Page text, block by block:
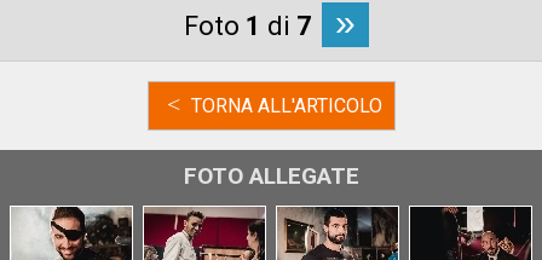
Foto 1 di 7 »
< TORNA ALL'ARTICOLO
FOTO ALLEGATE